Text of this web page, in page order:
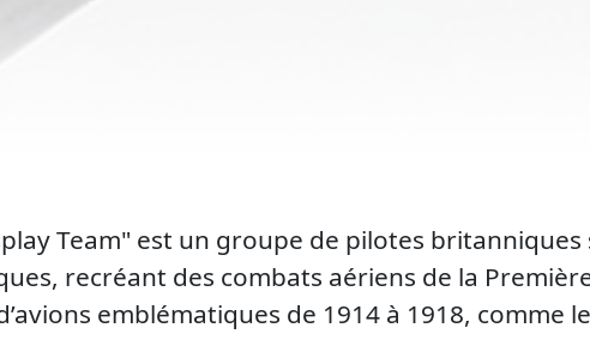
Team" est un groupe de pilotes
recréant des combats aériens de la
emblématiques de 1914 à 1918, comme